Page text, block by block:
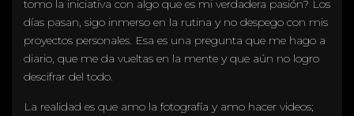
tomo la iniciativa con algo que es mi verdadera pasión? Los
días pasan, sigo inmerso en la rutina y no despego con mis
proyectos personales. Esa es una pregunta que me hago a
diario, que me da vueltas en la mente y que aún no logro
descifrar del todo.
La realidad es que amo la fotografía y amo hacer videos;